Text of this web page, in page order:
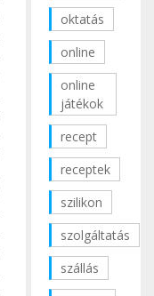
oktatás
online
online
játékok
recept
receptek
szilikon
szolgáltatás
szállás